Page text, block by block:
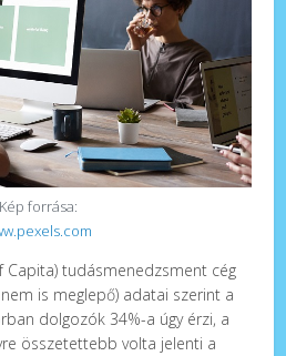
Kép forrása:
Capita) tudásmenedzsment cég
is meglepő) adatai szerint a
dolgozók 34%-a úgy érzi, a
összetettebb volta jelenti a